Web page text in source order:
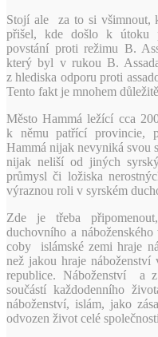
Stojí ale za to si všimnout,
přišel, kde došlo k útoku
povstání proti režimu B.
který byl v rukou B.
z hlediska odporu proti
Tento fakt je mnohem
Město Hammá ležící cca
k němu patřící provincie,
Hammá nijak nevyniká svou
nijak neliší od jiných
průmysl či ložiska
výraznou roli v syrském
Zde je třeba
duchovního a
coby islámské zemi hraje
než jakou hraje
republice. Náboženství a
součástí každodenního
náboženství, islám, jako
odvozen život celé